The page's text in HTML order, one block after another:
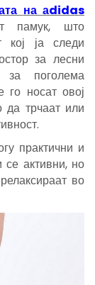
на аdidas
памук, што
кој ја следи
за лесни
за поголема
го носат овој
да трчаат или
практични и
се активни, но
во